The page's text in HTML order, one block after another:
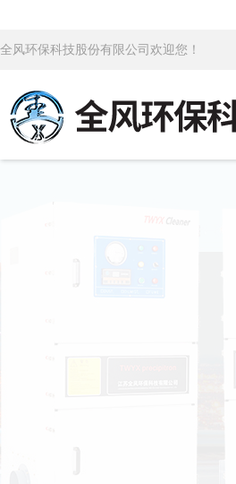
全风环保科技股份有限公司欢迎您！